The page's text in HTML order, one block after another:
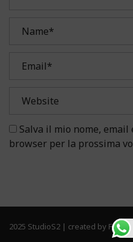
Salva il mio nome,
browser per la prossima
2025 StudioS2 | created by Frau